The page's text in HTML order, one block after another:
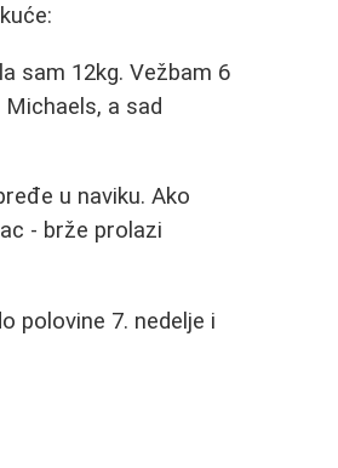
sam 12kg. Vežbam 6
a sad
u naviku. Ako
- brže prolazi
polovine 7. nedelje i